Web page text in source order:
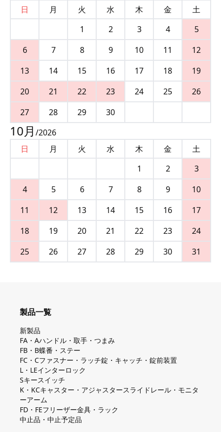
日
月 火 水 木 金
土
1
2 3 4
5
6
7 8 9 10 11
12
13
14 15 16 17 18
19
20
21 22 23 24 25
26
27
28 29 30
10月 /2026
日
月 火 水 木 金
土
1
2
3
4
5 6 7 8 9
10
11
12 13 14 15 16
17
18
19 20 21 22 23
24
25
26 27 28 29 30 31
製品一覧
新製品
FA・Aハンドル・取手・つまみ
FB・B蝶番・ステー
FC・Cファスナー・ラッチ錠・キャッチ・錠前装置
L・LEインターロック
Sキースイッチ
K・KCキャスター・アジャスタースライドレール・モニタ
ーアーム
FD・FEフリーザー金具・ラック
中止品・中止予定品